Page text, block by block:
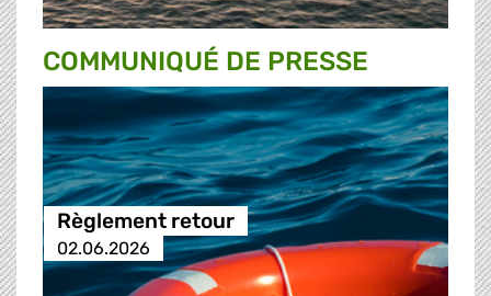
COMMUNIQUÉ DE PRESSE
Règlement retour
02.06.2026